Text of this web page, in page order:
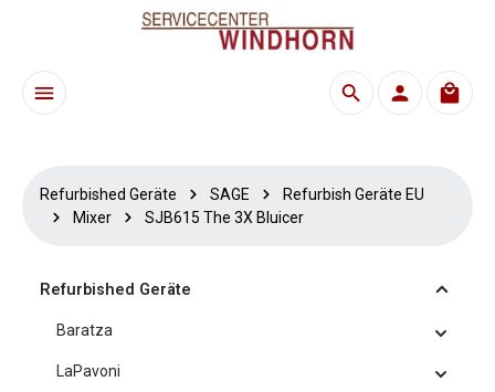
Zum Hauptinhalt springen
Refurbished Geräte SAGE
Refurbish Geräte EU
Mixer
SJB615 The 3X Bluicer
Refurbished Geräte
Baratza
LaPavoni